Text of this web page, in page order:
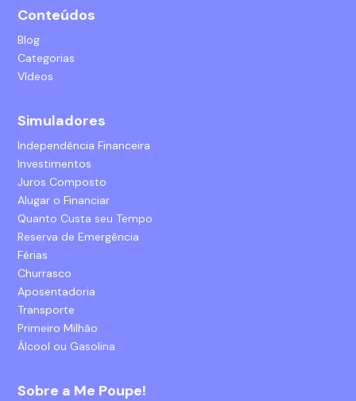
Conteúdos
Blog
Categorias
Vídeos
Simuladores
Independência Financeira
Investimentos
Juros Composto
Alugar o Financiar
Quanto Custa seu Tempo
Reserva de Emergência
Férias
Churrasco
Aposentadoria
Transporte
Primeiro Milhão
Álcool ou Gasolina
Sobre a Me Poupe!